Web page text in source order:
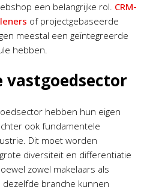
een belangrijke rol. CRM-
of projectgebaseerde
meestal een geïntegreerde
hebben.
vastgoedsector
hebben hun eigen
ook fundamentele
Dit moet worden
diversiteit en differentiatie
zowel makelaars als
branche kunnen